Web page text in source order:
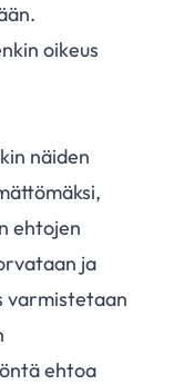
oikeus
näiden
ehtojen
ja
varmistetaan
ehtoa